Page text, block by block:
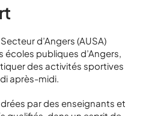
d’Angers (AUSA)
écoles publiques d’Angers,
des activités sportives
après-midi.
par des enseignants et